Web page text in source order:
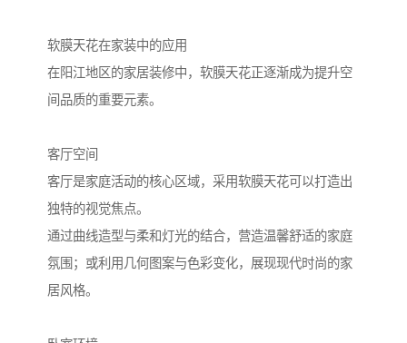
软膜天花在家装中的应用
在阳江地区的家居装修中，软膜天花正逐渐成为提升空
间品质的重要元素。
客厅空间
客厅是家庭活动的核心区域，采用软膜天花可以打造出
独特的视觉焦点。
通过曲线造型与柔和灯光的结合，营造温馨舒适的家庭
氛围；或利用几何图案与色彩变化，展现现代时尚的家
居风格。